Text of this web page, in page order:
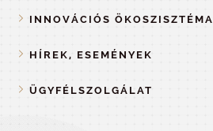
INNOVÁCIÓS ÖKOSZISZTÉMA
HÍREK, ESEMÉNYEK
ÜGYFÉLSZOLGÁLAT